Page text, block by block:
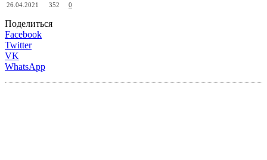
26.04.2021 352 0
Поделиться
Facebook
Twitter
VK
WhatsApp